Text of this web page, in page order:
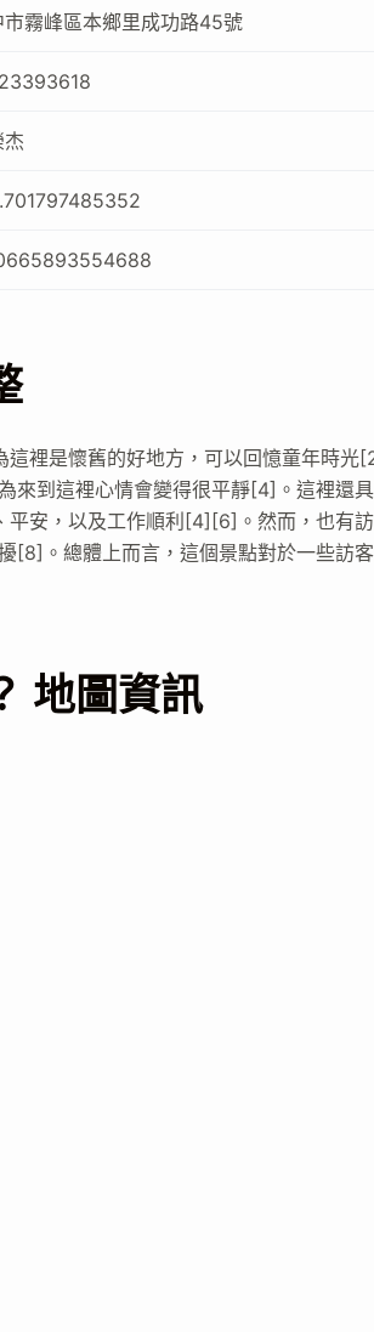
市霧峰區本鄉里成功路45號
杰
裡是懷舊的好地方，可以回憶童年時光
來到這裡心情會變得很平靜[4]。這裡還
平安，以及工作順利[4][6]。然而，也有
[8]。總體上而言，這個景點對於一些訪
地圖資訊